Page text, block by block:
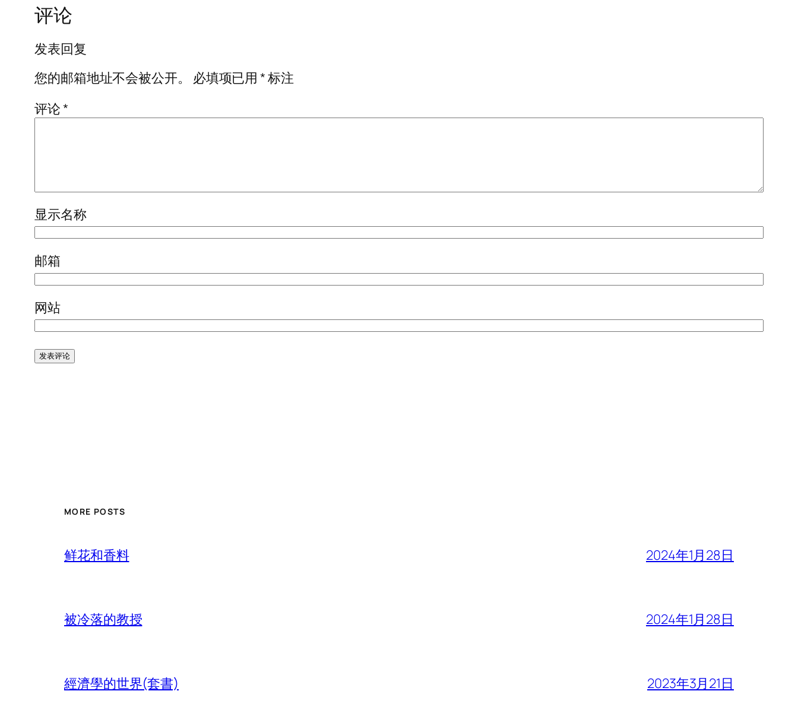
评论
发表回复
您的邮箱地址不会被公开。
必填项已用*标注
评论*
显示名称
邮箱
网站
MORE POSTS
鲜花和香料 2024年1月28日
被冷落的教授 2024年1月28日
經濟學的世界(套書) 2023年3月21日